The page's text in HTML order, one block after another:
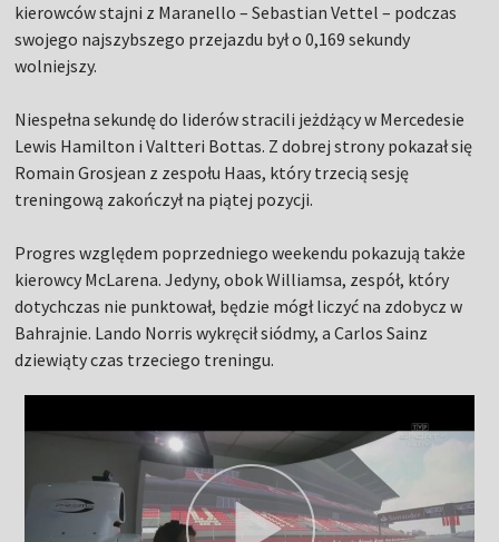
kierowców stajni z Maranello – Sebastian Vettel – podczas
swojego najszybszego przejazdu był o 0,169 sekundy
wolniejszy.
Niespełna sekundę do liderów stracili jeżdżący w Mercedesie
Lewis Hamilton i Valtteri Bottas. Z dobrej strony pokazał się
Romain Grosjean z zespołu Haas, który trzecią sesję
treningową zakończył na piątej pozycji.
Progres względem poprzedniego weekendu pokazują także
kierowcy McLarena. Jedyny, obok Williamsa, zespół, który
dotychczas nie punktował, będzie mógł liczyć na zdobycz w
Bahrajnie. Lando Norris wykręcił siódmy, a Carlos Sainz
dziewiąty czas trzeciego treningu.